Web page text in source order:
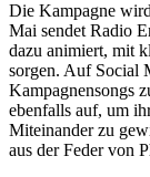
Die Kampagne
Mai sendet Radio
dazu animiert, mit
sorgen. Auf Social
Kampagnensongs
ebenfalls auf, um
Miteinander zu
aus der Feder von